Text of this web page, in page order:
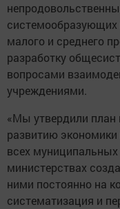
системообразующих
малого и среднего
разработку
вопросами
учреждениями.
«Мы утвердили план
развитию
всех
министерствах
ними постоянно на
систематизация и